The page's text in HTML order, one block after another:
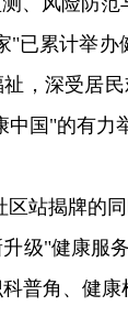
"已累计举
，深受居
国"的有力
区站揭牌的
级"健康服
普角、健